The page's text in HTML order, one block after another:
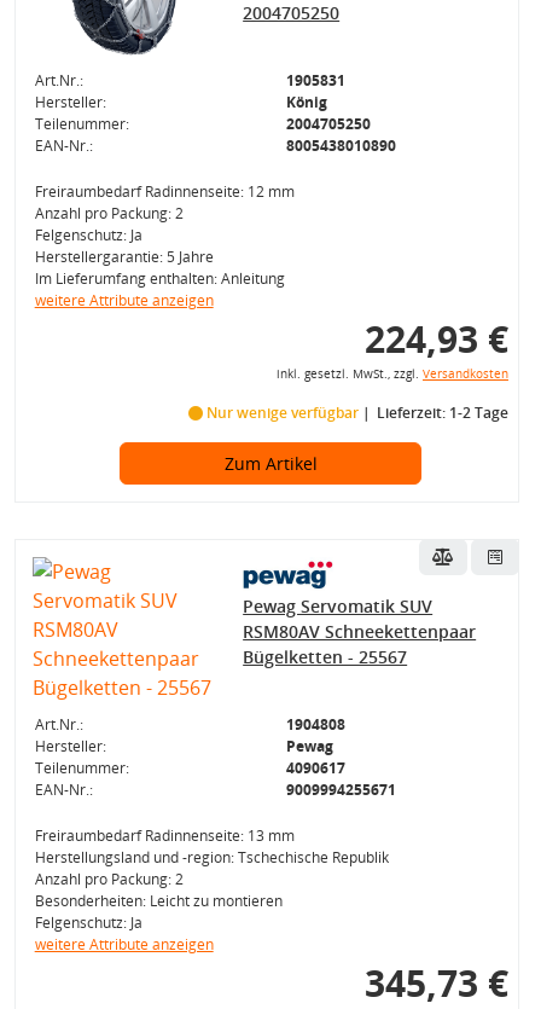
2004705250
Art.Nr.:
1905831
Hersteller:
König
Teilenummer:
2004705250
EAN-Nr.:
8005438010890
Freiraumbedarf Radinnenseite: 12 mm
Anzahl pro Packung: 2
Felgenschutz: Ja
Herstellergarantie: 5 Jahre
Im Lieferumfang enthalten: Anleitung
weitere Attribute anzeigen
224,93 €
inkl. gesetzl. MwSt., zzgl. Versandkosten
Nur wenige verfügbar Lieferzeit: 1-2 Tage
Zum Artikel
Pewag Servomatik SUV
RSM80AV Schneekettenpaar
Bügelketten - 25567
Art.Nr.:
1904808
Hersteller:
Pewag
Teilenummer:
4090617
EAN-Nr.:
9009994255671
Freiraumbedarf Radinnenseite: 13 mm
Herstellungsland und -region: Tschechische Republik
Anzahl pro Packung: 2
Besonderheiten: Leicht zu montieren
Felgenschutz: Ja
weitere Attribute anzeigen
345,73 €